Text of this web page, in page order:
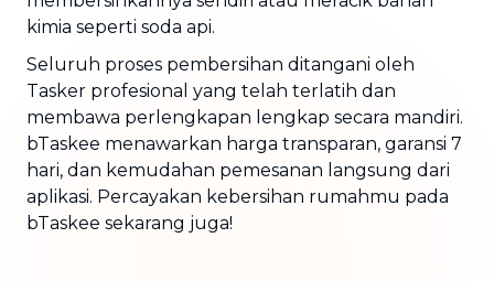
kimia seperti soda api.
Seluruh proses pembersihan ditangani oleh
Tasker profesional yang telah terlatih dan
membawa perlengkapan lengkap secara mandiri.
bTaskee menawarkan harga transparan, garansi 7
hari, dan kemudahan pemesanan langsung dari
aplikasi. Percayakan kebersihan rumahmu pada
bTaskee sekarang juga!